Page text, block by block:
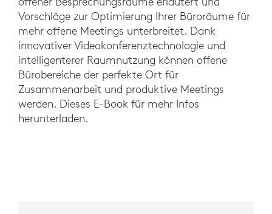
Vorschläge zur Optimierung Ihrer Büroräume für
mehr offene Meetings unterbreitet. Dank
innovativer Videokonferenztechnologie und
intelligenterer Raumnutzung können offene
Bürobereiche der perfekte Ort für
Zusammenarbeit und produktive Meetings
werden. Dieses E-Book für mehr Infos
herunterladen.